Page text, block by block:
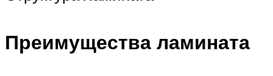
Преимущества ламината